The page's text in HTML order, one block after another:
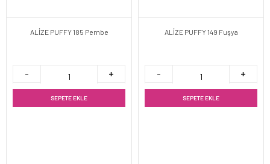
ALİZE PUFFY 185 Pembe
SEPETE EKLE
ALİZE PUFFY 149 Fuşya
SEPETE EKLE